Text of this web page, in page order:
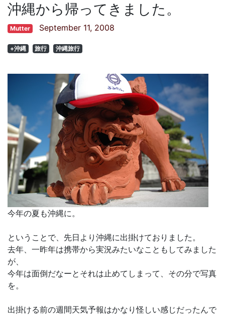
沖縄から帰ってきました。
Mutter September 11, 2008
+沖縄 旅行 沖縄旅行
今年の夏も沖縄に。
ということで、先日より沖縄に出掛けておりました。
去年、一昨年は携帯から実況みたいなこともしてみました
が、
今年は面倒だなーとそれは止めてしまって、その分で写真
を。
出掛ける前の週間天気予報はかなり怪しい感じだったんで